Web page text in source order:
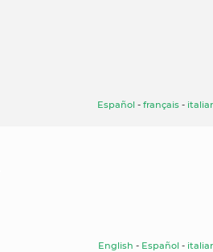
Español - français -
English - Español -